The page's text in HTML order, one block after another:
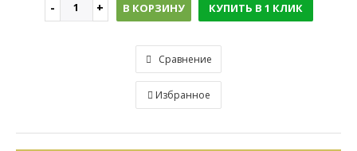
В КОРЗИНУ КУПИТЬ В 1 КЛИК
Сравнение
Избранное